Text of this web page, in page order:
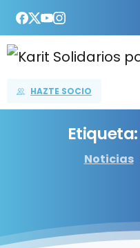
HAZTE SOCIO
Etiqueta:
Noticias